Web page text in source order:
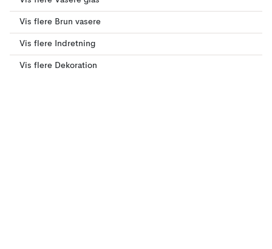
Vis flere Brun vasere
Vis flere Indretning
Vis flere Dekoration